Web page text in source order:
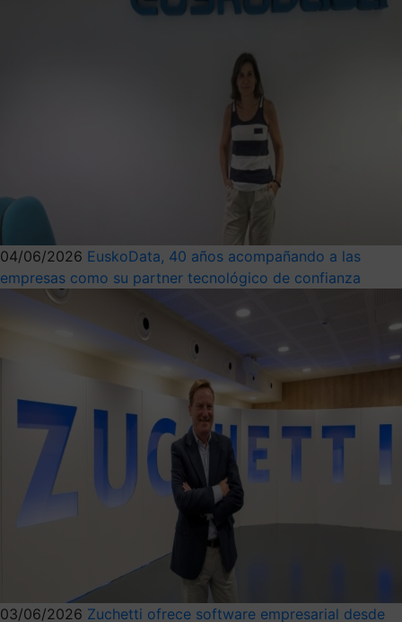
04/06/2026 EuskoData, 40 años acompañando a las
empresas como su partner tecnológico de confianza
03/06/2026 Zuchetti ofrece software empresarial desde